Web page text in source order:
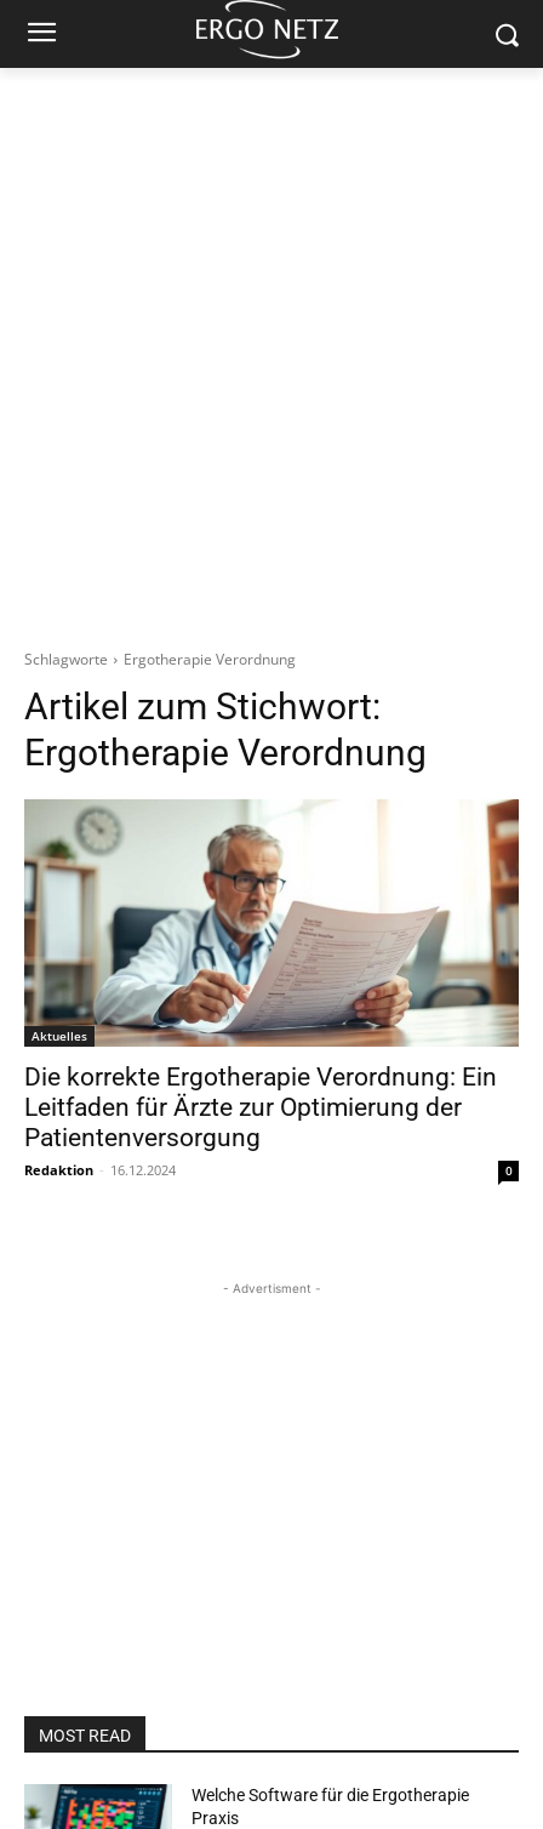
Schlagworte Ergotherapie Verordnung
Artikel zum Stichwort:
Ergotherapie Verordnung
Aktuelles
Die korrekte Ergotherapie Verordnung: Ein
Leitfaden für Ärzte zur Optimierung der
Patientenversorgung
Redaktion - 16.12.2024 0
- Advertisment -
MOST READ
Welche Software für die Ergotherapie
Praxis